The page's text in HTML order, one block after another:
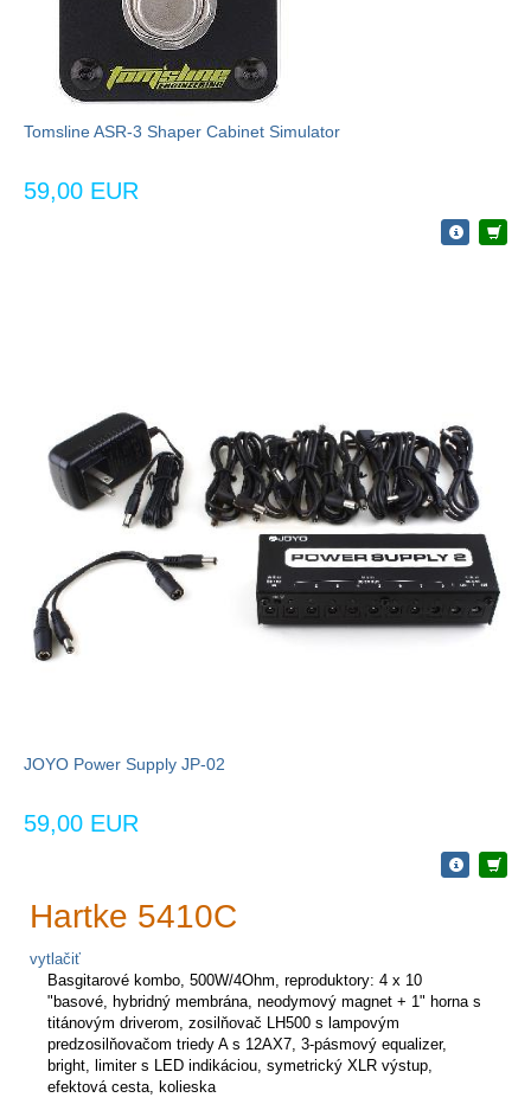
Tomsline ASR-3 Shaper Cabinet Simulator
59,00 EUR
JOYO Power Supply JP-02
59,00 EUR
Hartke 5410C
vytlačiť
Basgitarové kombo, 500W/4Ohm, reproduktory: 4 x 10
"basové, hybridný membrána, neodymový magnet + 1" horna s
titánovým driverom, zosilňovač LH500 s lampovým
predzosilňovačom triedy A s 12AX7, 3-pásmový equalizer,
bright, limiter s LED indikáciou, symetrický XLR výstup,
efektová cesta, kolieska